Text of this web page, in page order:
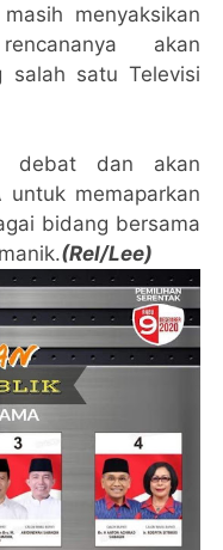
menyaksikan
akan
salah satu Televisi
debat dan akan
untuk memaparkan
bidang bersama
(Rel/Lee)